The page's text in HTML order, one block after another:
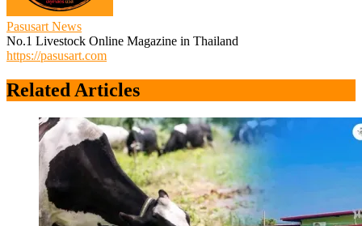
Pasusart News
No.1 Livestock Online Magazine in Thailand
https://pasusart.com
Related Articles